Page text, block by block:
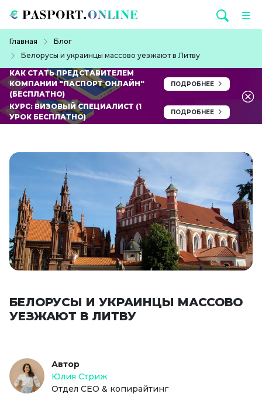
Главная
Блог
Белорусы и украинцы массово уезжают в Литву
КАК СТАТЬ ПРЕДСТАВИТЕЛЕМ
КОМПАНИИ "ПАСПОРТ ОНЛАЙН"
(БЕСПЛАТНО)
ПОДРОБНЕЕ
КУРС: ВИЗОВЫЙ СПЕЦИАЛИСТ (1
УРОК БЕСПЛАТНО)
ПОДРОБНЕЕ
БЕЛОРУСЫ И УКРАИНЦЫ МАССОВО
УЕЗЖАЮТ В ЛИТВУ
Автор
Юлия Стриж
Отдел СЕО & копирайтинг